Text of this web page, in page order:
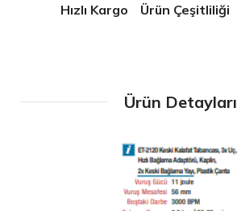
Hızlı Kargo Ürün Çeşitliliği
Ürün Detayları